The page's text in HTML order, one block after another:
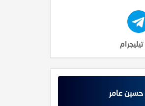
حسين عامر